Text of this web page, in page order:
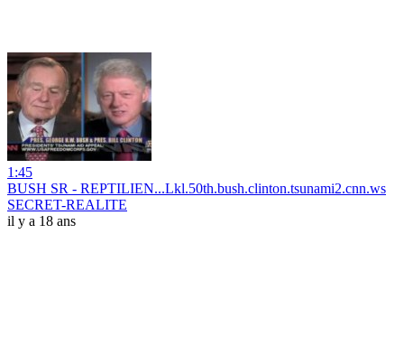
1:45
BUSH SR - REPTILIEN...Lkl.50th.bush.clinton.tsunami2.cnn.ws
SECRET-REALITE
il y a 18 ans